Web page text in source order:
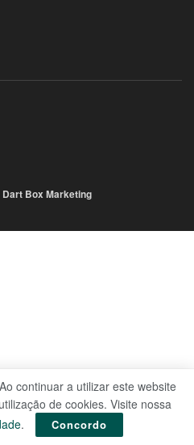
Dart Box Marketing
continuar a utilizar este website
de cookies. Visite nossa
. Concordo